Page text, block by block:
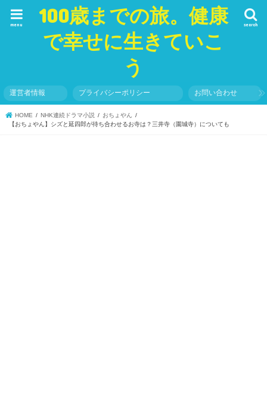
100歳までの旅。健康
で幸せに生きていこ
う
search
menu
運営者情報 プライバシーポリシー お問い合わせ
HOME NHK連続ドラマ小説
おちょやん
【おちょやん】シズと延四郎が待ち合わせるお寺は？三井寺（園城寺）についても